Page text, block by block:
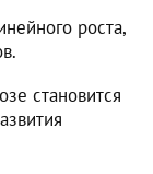
роста,
становится